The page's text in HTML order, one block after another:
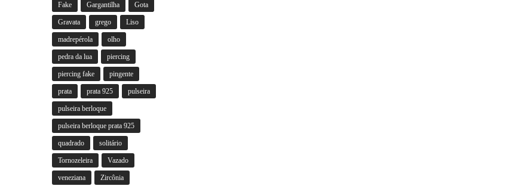
Fake Gargantilha Gota
Gravata grego Liso
madrepérola olho
pedra da lua piercing
piercing fake pingente
prata prata 925 pulseira
pulseira berloque
pulseira berloque prata 925
quadrado solitário
Tornozeleira Vazado
veneziana Zircônia